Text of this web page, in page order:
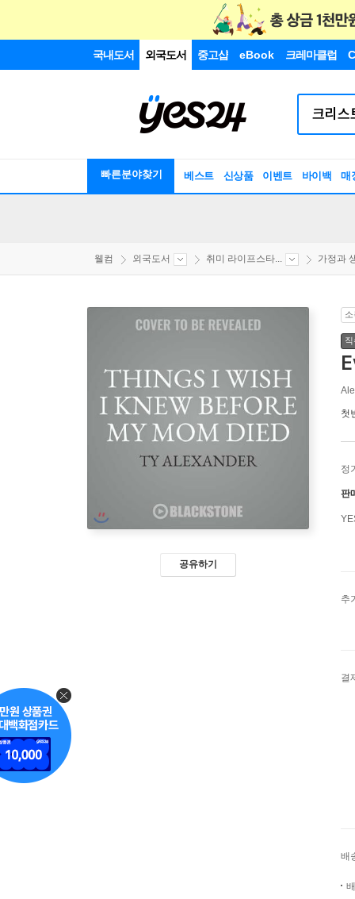
국내도서 외국도서 중고샵 eBook 크레마클럽
빠른분야찾기 베스트 신상품 이벤트 바이백 매
웰컴 외국도서 취미 라이프스타... 가정과
공유하기
첫
정
판
추
결
배